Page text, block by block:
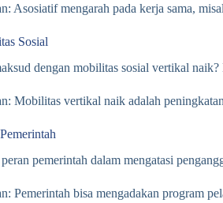
Asosiatif mengarah pada kerja sama,
Sosial
dengan mobilitas sosial vertikal
Mobilitas vertikal naik adalah
pemerintah dalam mengatasi
Pemerintah bisa mengadakan program